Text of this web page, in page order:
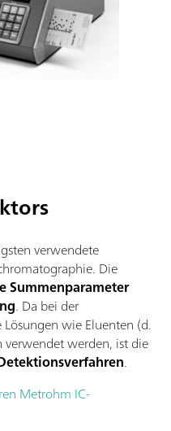
verwendete
Die
Summenparameter
. Da bei der
wie Eluenten (d.
verwendet werden, ist die
.
Metrohm IC-